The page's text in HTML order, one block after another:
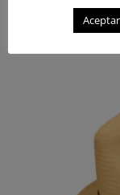
Aceptar